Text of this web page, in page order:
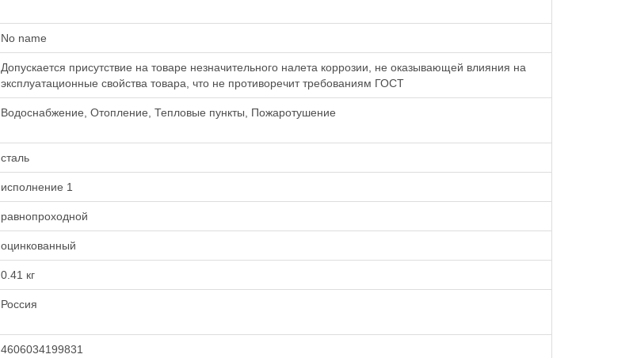
No name
Допускается присутствие на товаре незначительного налета коррозии, не оказывающей влияния на
эксплуатационные свойства товара, что не противоречит требованиям ГОСТ
Водоснабжение, Отопление, Тепловые пункты, Пожаротушение
сталь
исполнение 1
равнопроходной
оцинкованный
0.41 кг
Россия
4606034199831